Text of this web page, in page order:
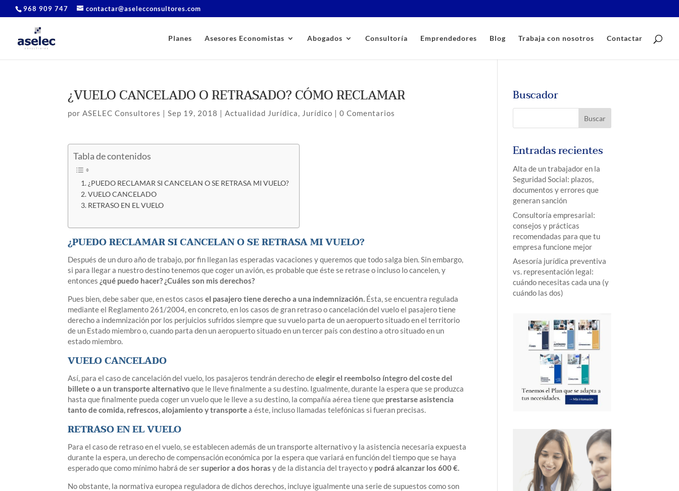
968 909 747 contactar@aselecconsultores.com
Planes Asesores Economistas Abogados Consultoría Emprendedores Blog Trabaja con nosotros Contactar
¿VUELO CANCELADO O RETRASADO? CÓMO RECLAMAR
porASELEC Consultores |Sep 19, 2018 |Actualidad Jurídica, Jurídico |0 Comentarios
Tabla de contenidos
¿PUEDO RECLAMAR SI CANCELAN O SE RETRASA MI VUELO?
VUELO CANCELADO
RETRASO EN EL VUELO
¿PUEDO RECLAMAR SI CANCELAN O SE RETRASA MI VUELO?
Después de un duro año de trabajo, por fin llegan las esperadas vacaciones y queremos que todo salga bien. Sin embargo,
si para llegar a nuestro destino tenemos que coger un avión, es probable que éste se retrase o incluso lo cancelen, y
entonces ¿qué puedo hacer? ¿Cuáles son mis derechos?
Pues bien, debe saber que, en estos casosel pasajero tiene derecho a una indemnización. Ésta, se encuentra regulada
mediante el Reglamento 261/2004, en concreto, en los casos de gran retraso o cancelación del vuelo el pasajero tiene
derecho a indemnización por los perjuicios sufridos siempre que su vuelo parta de un aeropuerto situado en el territorio
de un Estado miembro o, cuando parta den un aeropuerto situado en un tercer país con destino a otro situado en un
estado miembro.
VUELO CANCELADO
Así, para el caso de cancelación del vuelo, los pasajeros tendrán derecho deelegir el reembolso íntegro del coste del
billete o a un transporte alternativo que le lleve finalmente a su destino. Igualmente, durante la espera que se produzca
hasta que finalmente pueda coger un vuelo que le lleve a su destino, la compañía aérea tiene que prestarse asistencia
tanto de comida, refrescos, alojamiento y transportea éste, incluso llamadas telefónicas si fueran precisas.
RETRASO EN EL VUELO
Para el caso de retraso en el vuelo, se establecen además de un transporte alternativo y la asistencia necesaria expuesta
durante la espera, un derecho de compensación económica por la espera que variará en función del tiempo que se haya
esperado que como mínimo habrá de sersuperior a dos horas y de la distancia del trayecto y podrá alcanzar los 600 €.
No obstante, la normativa europea reguladora de dichos derechos, incluye igualmente una serie de supuestos como son
Buscador
Entradas recientes
Alta de un trabajador en la
Seguridad Social: plazos,
documentos y errores que
generan sanción
Consultoría empresarial:
consejos y prácticas
recomendadas para que tu
empresa funcione mejor
Asesoría jurídica preventiva
vs. representación legal:
cuándo necesitas cada una (y
cuándo las dos)